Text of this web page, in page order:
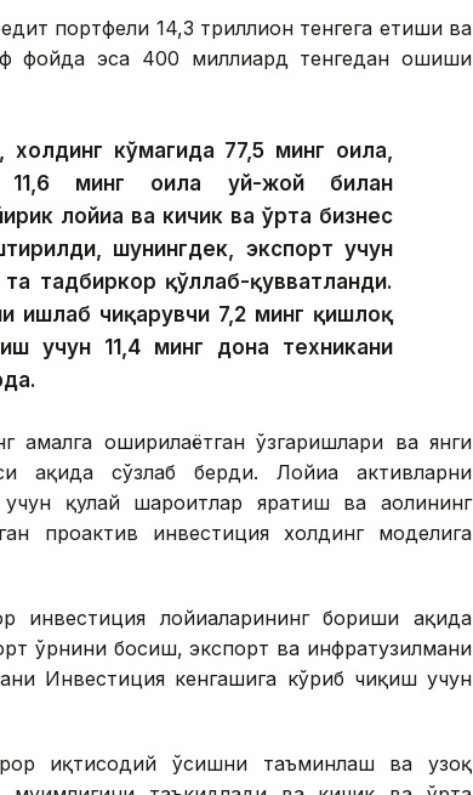
портфели 14,3 триллион тенгега етиши ва
фойда эса 400 миллиард тенгедан ошиши
кўмагида 77,5 минг оила,
11,6 минг оила уй-жой билан
лойиҳа ва кичик ва ўрта бизнес
шунингдек, экспорт учун
та тадбиркор қўллаб-қувватланди.
ишлаб чиқарувчи 7,2 минг қишлоқ
учун 11,4 минг дона техникани
амалга оширилаётган ўзгаришлари ва янги
ҳақида сўзлаб берди. Лойиҳа активларни
қулай шароитлар яратиш ва аҳолининг
проактив инвестиция холдинг моделига
лойиҳаларининг бориши ҳақида
ўрнини босиш, экспорт ва инфратузилмани
Инвестиция кенгашига кўриб чиқиш учун
иқтисодий ўсишни таъминлаш ва узоқ